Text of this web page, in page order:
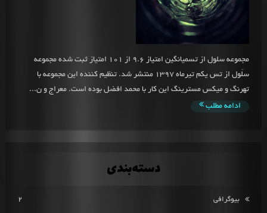
مجموعه سلول از تسمیانگین امتیاز 9.6 از 101 امتیاز ثبت شده مجموعه
سلّول از تس یکم تیرماه 1397 منتشر شد. تنظیم کننده این مجموعه با
تهرنگ و میکس مسترینگ این کار با محمد افضل بوده است. معراج و ن...
ادامه مطلب
دسته‌بندی
بیوگرافی 2